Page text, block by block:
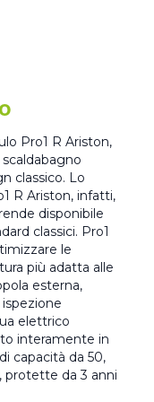
Pro1 R Ariston,
classico. Lo
R Ariston, infatti,
disponibile
classici. Pro1
le
più adatta alle
esterna,
elettrico
interamente in
capacità da 50,
protette da 3 anni